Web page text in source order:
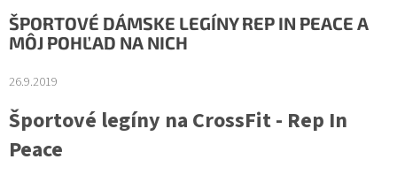
ŠPORTOVÉ DÁMSKE LEGÍNY REP IN PEACE A
MÔJ POHĽAD NA NICH
26.9.2019
Športové legíny na CrossFit - Rep In
Peace